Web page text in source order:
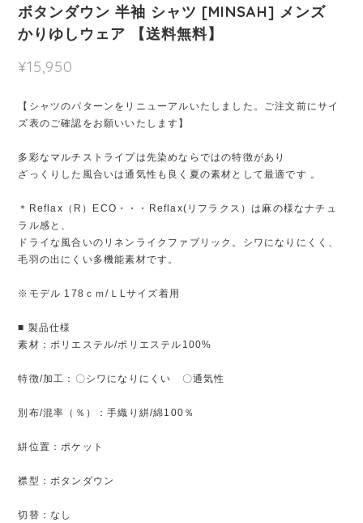
ボタンダウン 半袖 シャツ [MINSAH] メンズ
かりゆしウェア 【送料無料】
¥15,950
【シャツのパターンをリニューアルいたしました。ご注文前にサイ
ズ表のご確認をお願いいたします】
多彩なマルチストライプは先染めならではの特徴があり
ざっくりした風合いは通気性も良く夏の素材として最適です 。
＊Reflax（R）ECO・・・Reflax(リフラクス）は麻の様なナチュ
ラル感と、
ドライな風合いのリネンライクファブリック。シワになりにくく、
毛羽の出にくい多機能素材です。
※モデル 178ｃｍ/ＬLサイズ着用
■ 製品仕様
素材：ポリエステル/ポリエステル100%
特徴/加工：〇シワになりにくい 〇通気性
別布/混率（％）：手織り絣/綿100％
絣位置：ポケット
襟型：ボタンダウン
切替：なし